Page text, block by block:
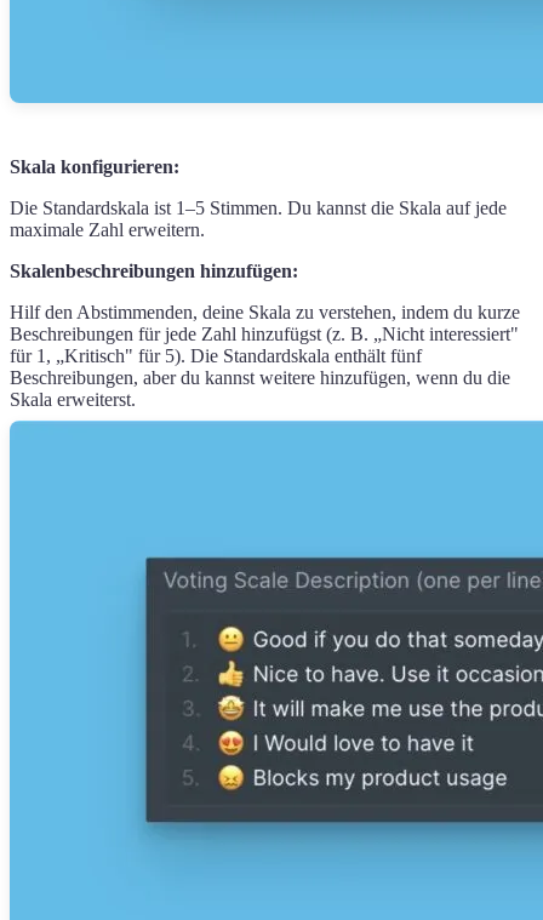
Skala konfigurieren:
Die Standardskala ist 1–5 Stimmen. Du kannst die Skala auf jede
maximale Zahl erweitern.
Skalenbeschreibungen hinzufügen:
Hilf den Abstimmenden, deine Skala zu verstehen, indem du kurze
Beschreibungen für jede Zahl hinzufügst (z. B. „Nicht interessiert"
für 1, „Kritisch" für 5). Die Standardskala enthält fünf
Beschreibungen, aber du kannst weitere hinzufügen, wenn du die
Skala erweiterst.